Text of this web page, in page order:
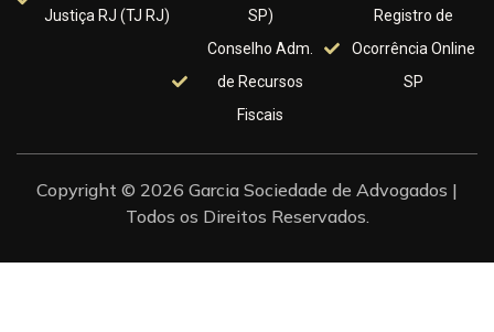
Justiça RJ (TJ RJ)
SP)
Conselho Adm.
de Recursos
Fiscais
Registro de
Ocorrência Online
SP
Copyright © 2026 Garcia Sociedade de Advogados |
Todos os Direitos Reservados.